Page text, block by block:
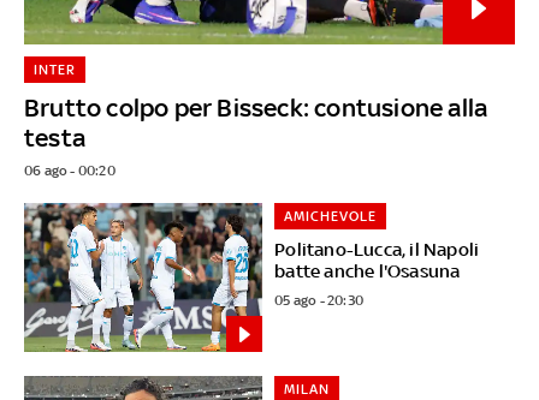
Brutto colpo per Bisseck: contusione alla
testa
INTER
06 ago - 00:20
Politano-Lucca, il Napoli
batte anche l'Osasuna
AMICHEVOLE
05 ago - 20:30
MILAN